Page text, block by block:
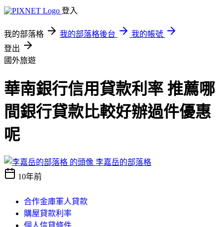
登入
我的部落格 我的部落格後台
我的帳號
登出
國外旅遊
華南銀行信用貸款利率 推薦哪
間銀行貸款比較好辦過件優惠
呢
李嘉岳的部落格
10年前
合作金庫軍人貸款
購屋貸款利率
個人信貸條件